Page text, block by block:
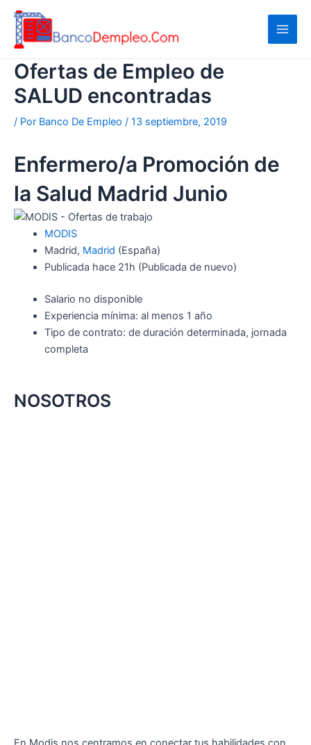
contenido
Ofertas de Empleo de
SALUD encontradas
/ Por Banco De Empleo / 13 septiembre, 2019
Enfermero/a Promoción de
la Salud Madrid Junio
MODIS
Madrid, Madrid (España)
Publicada hace 21h (Publicada de nuevo)
Salario no disponible
Experiencia mínima: al menos 1 año
Tipo de contrato: de duración determinada, jornada
completa
NOSOTROS